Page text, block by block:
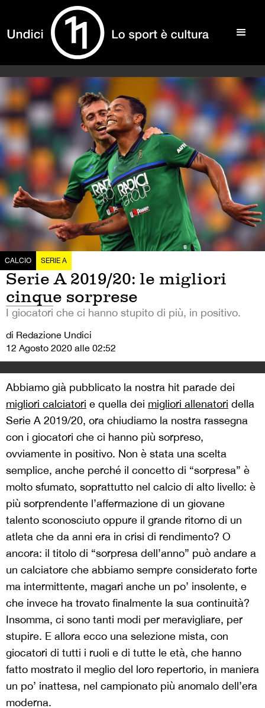
CALCIO SERIE A
Serie A 2019/20: le migliori
cinque sorprese
I giocatori che ci hanno stupito di più, in positivo.
di Redazione Undici
12 Agosto 2020 alle 02:52
Abbiamo già pubblicato la nostra hit parade dei
migliori calciatori e quella dei migliori allenatori della
Serie A 2019/20, ora chiudiamo la nostra rassegna
con i giocatori che ci hanno più sorpreso,
ovviamente in positivo. Non è stata una scelta
semplice, anche perché il concetto di “sorpresa” è
molto sfumato, soprattutto nel calcio di alto livello: è
più sorprendente l’affermazione di un giovane
talento sconosciuto oppure il grande ritorno di un
atleta che da anni era in crisi di rendimento? O
ancora: il titolo di “sorpresa dell’anno” può andare a
un calciatore che abbiamo sempre considerato forte
ma intermittente, magari anche un po’ insolente, e
che invece ha trovato finalmente la sua continuità?
Insomma, ci sono tanti modi per meravigliare, per
stupire. E allora ecco una selezione mista, con
giocatori di tutti i ruoli e di tutte le età, che hanno
fatto mostrato il meglio del loro repertorio, in maniera
un po’ inattesa, nel campionato più anomalo dell’era
moderna.